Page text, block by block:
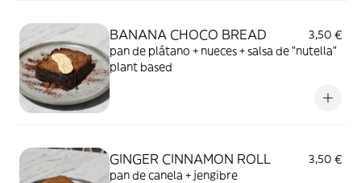
BANANA CHOCO BREAD
3,50 €
pan de plátano + nueces + salsa de "nutella"
plant based
GINGER CINNAMON ROLL
3,50 €
pan de canela + jengibre